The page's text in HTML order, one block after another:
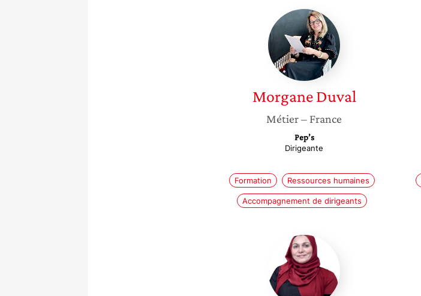
Morgane
Duval
Morgane Duval
Métier– France
Pep’s
Dirigeante
Formation Ressources humaines
Accompagnement de dirigeants
Imen
Mefteh